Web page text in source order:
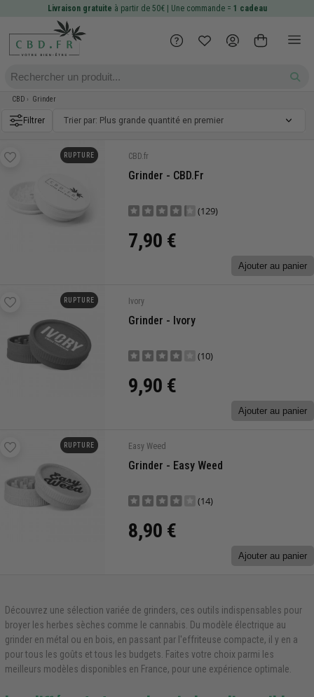
Livraison gratuite à partir de 50€ | Une commande = 1 cadeau
CBD Grinder
Filtrer Trier par: Plus grande quantité en premier
RUPTURE CBD.fr
Grinder - CBD.fr
(129)
7,90 €
Ajouter au panier
RUPTURE Ivory
Grinder - Ivory
(10)
9,90 €
Ajouter au panier
RUPTURE Easy Weed
Grinder - Easy Weed
(14)
8,90 €
Ajouter au panier
Découvrez une sélection variée de grinders, ces outils indispensables pour
broyer les herbes sèches comme le cannabis. Du modèle électrique au
grinder en métal ou en bois, en passant par l'effriteuse compacte, il y en a
pour tous les goûts et tous les budgets. Faites votre choix parmi les
meilleurs modèles disponibles en France, pour une expérience optimale.